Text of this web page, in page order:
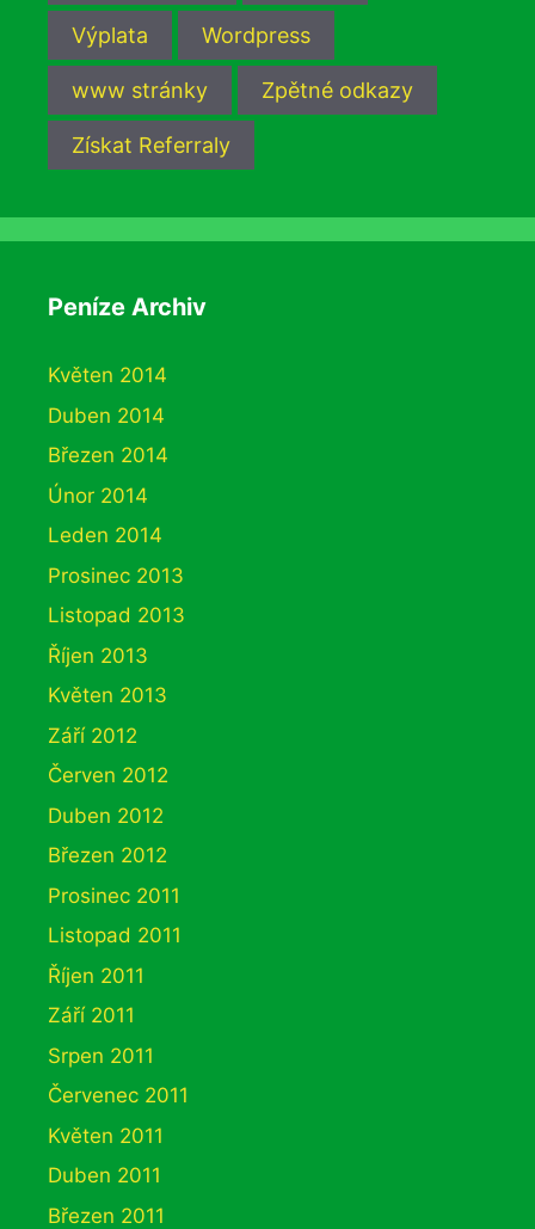
Výplata Wordpress
www stránky Zpětné odkazy
Získat Referraly
Peníze Archiv
Květen 2014
Duben 2014
Březen 2014
Únor 2014
Leden 2014
Prosinec 2013
Listopad 2013
Říjen 2013
Květen 2013
Září 2012
Červen 2012
Duben 2012
Březen 2012
Prosinec 2011
Listopad 2011
Říjen 2011
Září 2011
Srpen 2011
Červenec 2011
Květen 2011
Duben 2011
Březen 2011